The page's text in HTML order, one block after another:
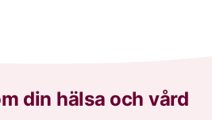
din hälsa och vård